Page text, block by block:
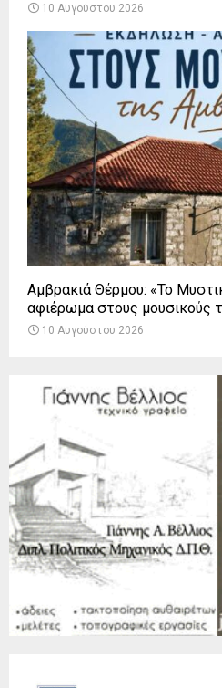
10 Αυγούστου 2026
Αμβρακιά Θέρμου: «Το
αφιέρωμα στους μουσικούς
10 Αυγούστου 2026